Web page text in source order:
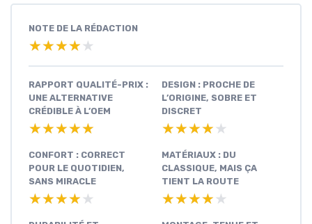
NOTE DE LA RÉDACTION
★★★★★
★★★★★
RAPPORT QUALITÉ-PRIX :
UNE ALTERNATIVE
CRÉDIBLE À L’OEM
★★★★★
★★★★★
DESIGN : PROCHE DE
L’ORIGINE, SOBRE ET
DISCRET
★★★★★
★★★★★
CONFORT : CORRECT
POUR LE QUOTIDIEN,
SANS MIRACLE
★★★★★
★★★★★
MATÉRIAUX : DU
CLASSIQUE, MAIS ÇA
TIENT LA ROUTE
★★★★★
★★★★★